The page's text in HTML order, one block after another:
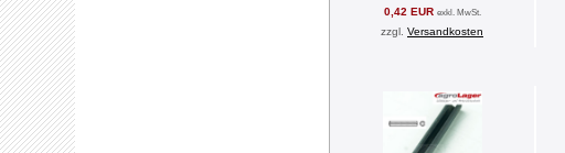
0,42 EUR exkl. MwSt.
zzgl. Versandkosten